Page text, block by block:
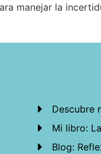
manejar la
Descubre
Mi libro:
Blog: